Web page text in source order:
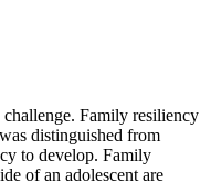
Family resiliency
distinguished from
to develop. Family
of an adolescent are